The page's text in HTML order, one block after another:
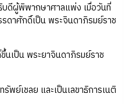
ดีผู้พิพากษาศาลแพ่ง เมื่อวันที่
ดาศักดิ์เป็น พระจินดาภิรมย์ราช
เป็น พระยาจินดาภิรมย์ราช
ย์เชลย และเป็นเลขาธิการเนติ